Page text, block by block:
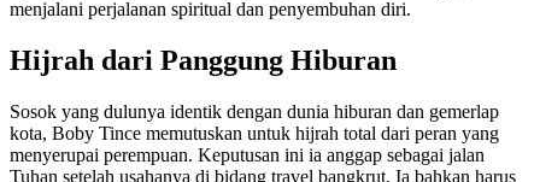
menjalani perjalanan spiritual dan penyembuhan diri.
Hijrah dari Panggung Hiburan
Sosok yang dulunya identik dengan dunia hiburan dan gemerlap
kota, Boby Tince memutuskan untuk hijrah total dari peran yang
menyerupai perempuan. Keputusan ini ia anggap sebagai jalan
Tuhan setelah usahanya di bidang travel bangkrut. Ia bahkan harus